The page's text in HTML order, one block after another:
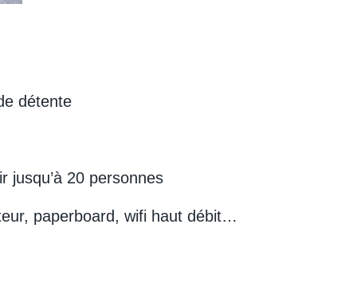
détente
jusqu’à 20 personnes
paperboard, wifi haut débit…